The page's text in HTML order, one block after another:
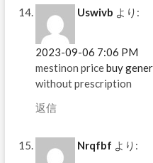
Uswivb より:
2023-09-06 7:06 PM
mestinon pricebuy
without prescription
返信
Nrqfbf より: